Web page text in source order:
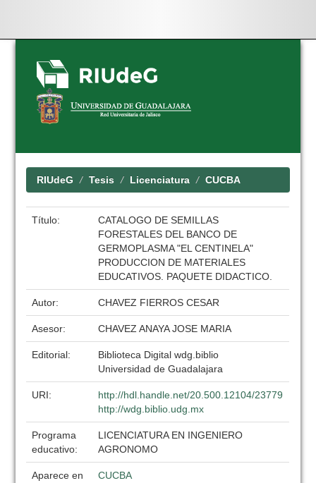
Skip
navigation
RIUdeG Tesis Licenciatura CUCBA
Título:
CATALOGO DE SEMILLAS
FORESTALES DEL BANCO DE
GERMOPLASMA "EL CENTINELA"
PRODUCCION DE MATERIALES
EDUCATIVOS. PAQUETE DIDACTICO.
Autor: CHAVEZ FIERROS CESAR
Asesor: CHAVEZ ANAYA JOSE MARIA
Editorial:
Biblioteca Digital wdg.biblio
Universidad de Guadalajara
URI:
http://hdl.handle.net/20.500.12104/23779
http://wdg.biblio.udg.mx
Programa
educativo:
LICENCIATURA EN INGENIERO
AGRONOMO
Aparece en
CUCBA